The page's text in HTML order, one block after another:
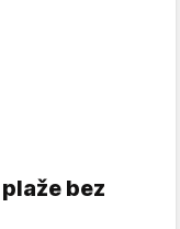
bez